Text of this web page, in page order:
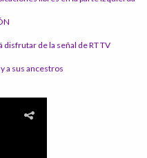
disfrutar de la señal de RT TV
a sus ancestros